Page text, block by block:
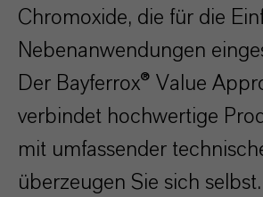
Chromoxide, die für die
Nebenanwendungen
Der Bayferrox® Value
verbindet hochwertige
mit umfassender
überzeugen Sie sich selbst.